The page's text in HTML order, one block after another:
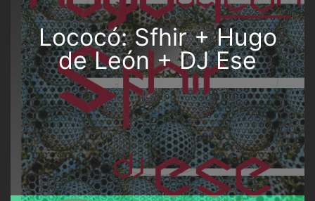
Lococó: Sfhir + Hugo
de León + DJ Ese